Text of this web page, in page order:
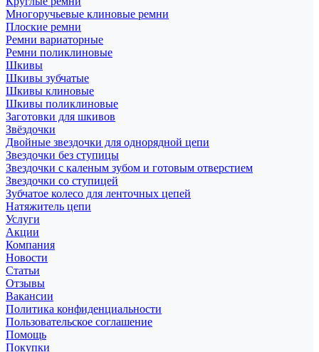
Многоручьевые клиновые ремни
Плоские ремни
Ремни вариаторные
Ремни поликлиновые
Шкивы
Шкивы зубчатые
Шкивы клиновые
Шкивы поликлиновые
Заготовки для шкивов
Звёздочки
Двойные звездочки для однорядной цепи
Звездочки без ступицы
Звездочки с каленым зубом и готовым отверстием
Звездочки со ступицей
Зубчатое колесо для ленточных цепей
Натяжитель цепи
Услуги
Акции
Компания
Новости
Статьи
Отзывы
Вакансии
Политика конфиденциальности
Пользовательское соглашение
Помощь
Покупки